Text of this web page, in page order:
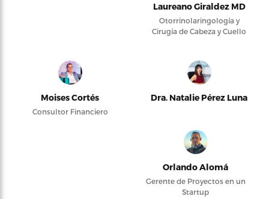
Laureano Giraldez MD
Otorrinolaringología y
Cirugía de Cabeza y Cuello
Moises Cortés
Consultor Financiero
Dra. Natalie Pérez Luna
Orlando Alomá
Gerente de Proyectos en un
Startup